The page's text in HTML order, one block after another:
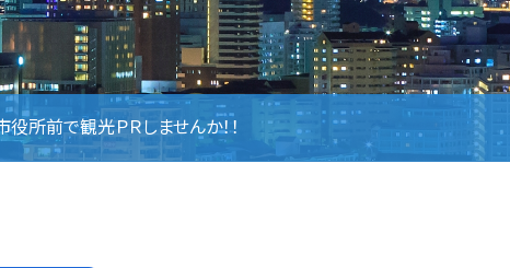
役所前で観光ＰＲしませんか！！